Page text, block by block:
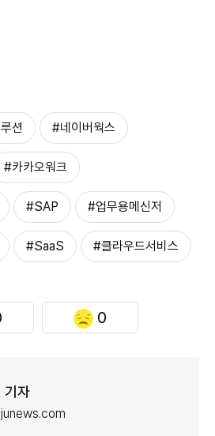
션 #네이버웍스
#카카오워크
#SAP #업무용메신저
#SaaS #클라우드서비스
0
기자